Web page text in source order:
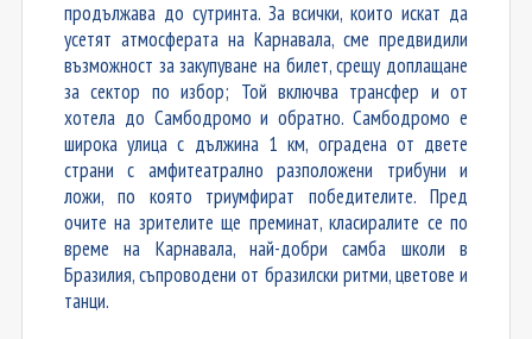
продължава до сутринта. За всички, които искат да
усетят атмосферата на Карнавала, сме предвидили
възможност за закупуване на билет, срещу доплащане
за сектор по избор; Той включва трансфер и от
хотела до Самбодромо и обратно. Самбодромо е
широка улица с дължина 1 км, оградена от двете
страни с амфитеатрално разположени трибуни и
ложи, по която триумфират победителите. Пред
очите на зрителите ще преминат, класиралите се по
време на Карнавала, най-добри самба школи в
Бразилия, съпроводени от бразилски ритми, цветове и
танци.